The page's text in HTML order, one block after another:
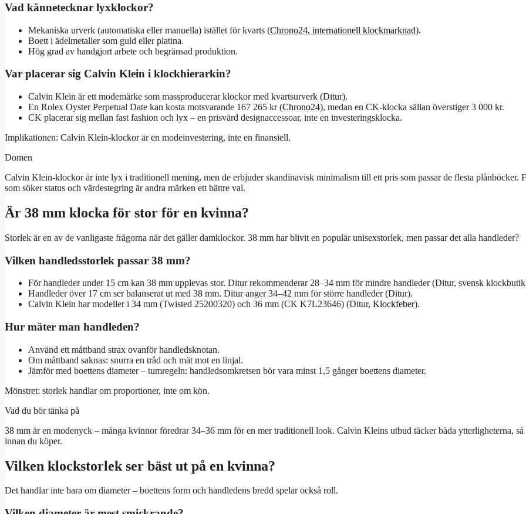
Vad kännetecknar lyxklockor?
Mekaniska urverk (automatiska eller manuella) istället för kvarts (Chrono24, internationell klockmarknad).
Boett i ädelmetaller som guld eller platina.
Hög grad av handgjort arbete och begränsad produktion.
Var placerar sig Calvin Klein i klockhierarkin?
Calvin Klein är ett modemärke som massproducerar klockor med kvartsurverk (Ditur).
En Rolex Oyster Perpetual Date kan kosta motsvarande 167 265 kr (Chrono24), medan en CK-klocka sällan överstiger 3 000 kr.
CK placerar sig mellan fast fashion och lyx – en prisvärd designaccessoar, inte en investeringsklocka.
Implikationen: Calvin Klein-klockor är en modeinvestering, inte en finansiell.
Domen
Calvin Klein-klockor är inte lyx i traditionell mening, men de erbjuder skandinavisk minimalism till ett pris som passar de flesta plånböcker.
som söker status och värdestegring är andra märken ett bättre val.
Är 38 mm klocka för stor för en kvinna?
Storlek är en av de vanligaste frågorna när det gäller damklockor. 38 mm har blivit en populär unisexstorlek, men passar det alla handleder?
Vilken handledsstorlek passar 38 mm?
För handleder under 15 cm kan 38 mm upplevas stor. Ditur rekommenderar 28–34 mm för mindre handleder (Ditur, svensk
Handleder över 17 cm ser balanserat ut med 38 mm. Ditur anger 34–42 mm för större handleder (Ditur).
Calvin Klein har modeller i 34 mm (Twisted 25200320) och 36 mm (CK K7L23646) (Ditur, Klockfeber).
Hur mäter man handleden?
Använd ett måttband strax ovanför handledsknotan.
Om måttband saknas: snurra en tråd och mät mot en linjal.
Jämför med boettens diameter – tumregeln: handledsomkretsen bör vara minst 1,5 gånger boettens diameter.
Mönstret: storlek handlar om proportioner, inte om kön.
Vad du bör tänka på
38 mm är en modenyck – många kvinnor föredrar 34–36 mm för en mer traditionell look. Calvin Kleins utbud täcker båda ytterligheterna, så
innan du köper.
Vilken klockstorlek ser bäst ut på en kvinna?
Det handlar inte bara om diameter – boettens form och handledens bredd spelar också roll.